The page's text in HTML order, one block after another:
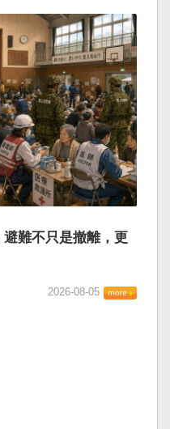
難不只是撤離，更
2026-08-05